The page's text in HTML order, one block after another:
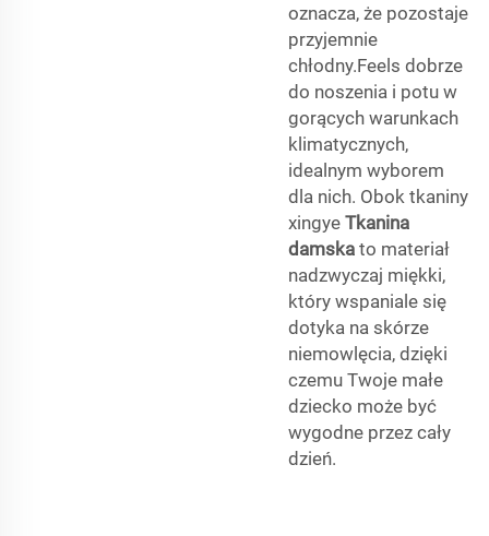
oznacza, że pozostaje
przyjemnie
chłodny.Feels dobrze
do noszenia i potu w
gorących warunkach
klimatycznych,
idealnym wyborem
dla nich. Obok tkaniny
xingye Tkanina
damska to materiał
nadzwyczaj miękki,
który wspaniale się
dotyka na skórze
niemowlęcia, dzięki
czemu Twoje małe
dziecko może być
wygodne przez cały
dzień.